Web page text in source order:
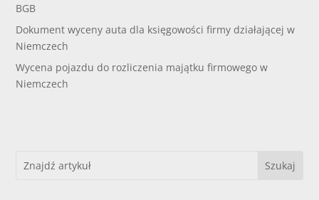
BGB
Dokument wyceny auta dla księgowości firmy działającej w
Niemczech
Wycena pojazdu do rozliczenia majątku firmowego w
Niemczech